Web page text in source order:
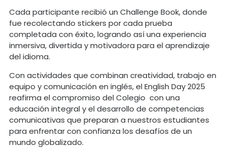
Cada participante recibió un Challenge Book, donde
fue recolectando stickers por cada prueba
completada con éxito, logrando así una experiencia
inmersiva, divertida y motivadora para el aprendizaje
del idioma.
Con actividades que combinan creatividad, trabajo en
equipo y comunicación en inglés, el English Day 2025
reafirma el compromiso del Colegio con una
educación integral y el desarrollo de competencias
comunicativas que preparan a nuestros estudiantes
para enfrentar con confianza los desafíos de un
mundo globalizado.